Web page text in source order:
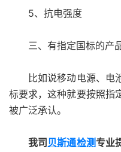
5、抗电强度
三、有指定国标的产
比如说移动电源、电池
标要求，这种就要按照指
被广泛承认。
我司 贝斯通检测专业